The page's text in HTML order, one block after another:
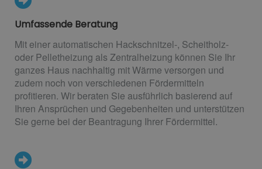
Umfassende Beratung
Mit einer automatischen Hackschnitzel-, Scheitholz-
oder Pelletheizung als Zentralheizung können Sie Ihr
ganzes Haus nachhaltig mit Wärme versorgen und
zudem noch von verschiedenen Fördermitteln
profitieren. Wir beraten Sie ausführlich basierend auf
Ihren Ansprüchen und Gegebenheiten und unterstützen
Sie gerne bei der Beantragung Ihrer Fördermittel.